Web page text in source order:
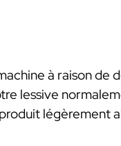
à raison de
lessive
légèrement